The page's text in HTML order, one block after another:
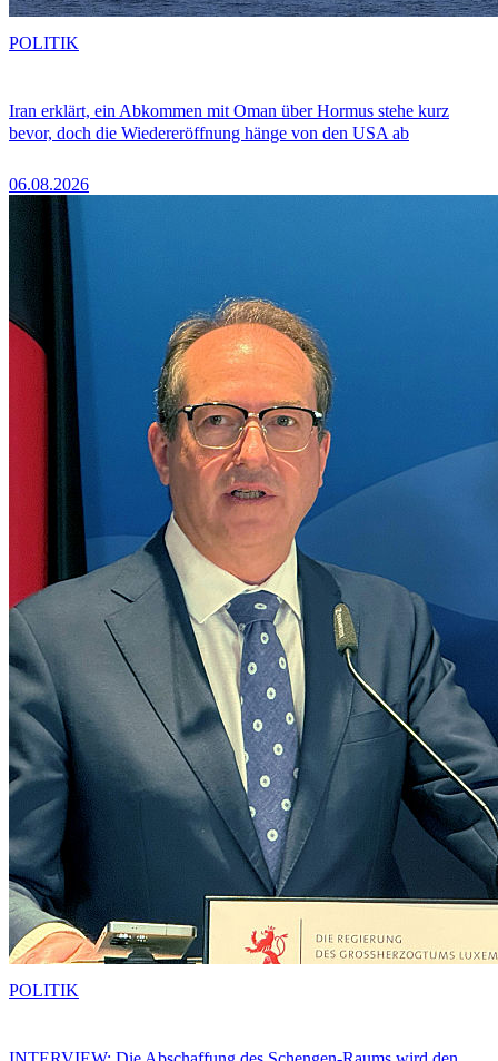
Iran erklärt, ein Abkommen mit Oman über Hormus stehe kurz
bevor, doch die Wiedereröffnung hänge von den USA ab
06.08.2026
POLITIK
POLITIK